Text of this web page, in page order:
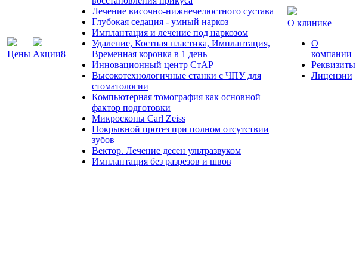
Цены Акции8
Лечение височно-нижнечелюстного сустава
Глубокая седация - умный наркоз
Имплантация и лечение под наркозом
Удаление, Костная пластика, Имплантация,
Временная коронка в 1 день
Инновационный центр СтАР
Высокотехнологичные станки с ЧПУ для
стоматологии
Компьютерная томография как основной
фактор подготовки
Микроскопы Carl Zeiss
Покрывной протез при полном отсутствии
зубов
Вектор. Лечение десен ультразвуком
Имплантация без разрезов и швов
О клинике
О
компании
Реквизиты
Лицензии